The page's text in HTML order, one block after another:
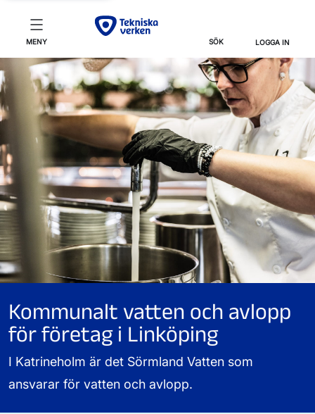
MENY SÖK LOGGA IN
Kommunalt vatten och avlopp
för företag i Linköping
I Katrineholm är det Sörmland Vatten som
ansvarar för vatten och avlopp.